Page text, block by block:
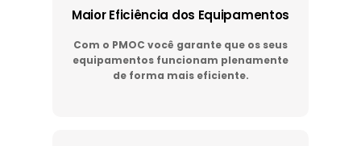
Maior Eficiência dos Equipamentos
Com o PMOC você garante que os seus
equipamentos funcionam plenamente
de forma mais eficiente.